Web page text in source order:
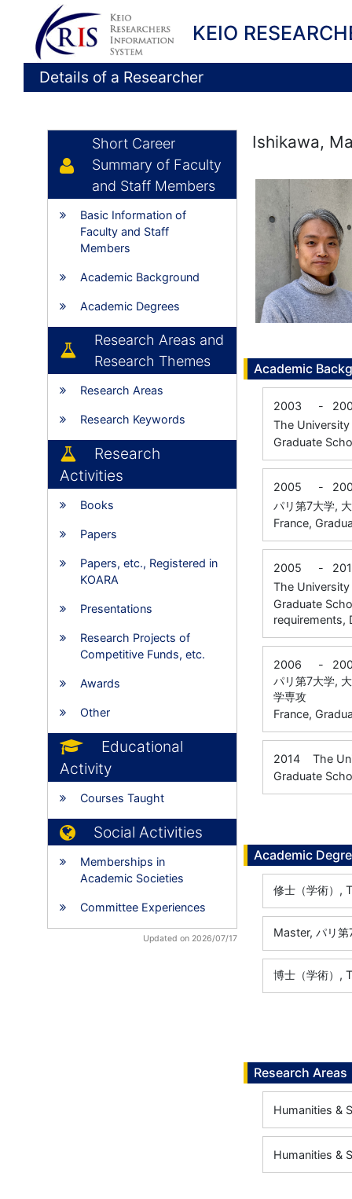
KEIO
Details of a Researcher
Short Career
Summary of Faculty
and Staff Members
Basic Information of
Faculty and Staff
Members
Academic Background
Academic Degrees
Research Areas and
Research Themes
Research Areas
Research Keywords
Research
Activities
Books
Papers
Papers, etc., Registered in
KOARA
Presentations
Research Projects of
Competitive Funds, etc.
Awards
Other
Educational
Activity
Courses Taught
Social Activities
Memberships in
Academic Societies
Committee Experiences
Updated on 2026/07/17
Ishikawa,
Academic
2003 -
The University
Graduate
2005 -
パリ第7大学,
France,
2005 -
The University
Graduate
requirements,
2006 -
パリ第7大学,
学専攻
France,
2014
The
Graduate
Academic
修士（学術）,
Master, パリ
博士（学術）,
Research Areas
Humanities &
Humanities &